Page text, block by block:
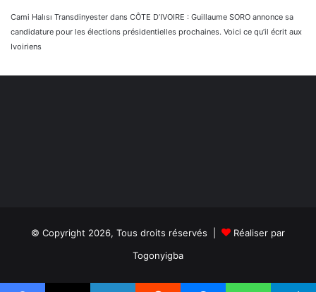
Cami Halısı Transdinyester dans CÔTE D’IVOIRE : Guillaume SORO annonce sa
candidature pour les élections présidentielles prochaines. Voici ce qu’il écrit aux
Ivoiriens
© Copyright 2026, Tous droits réservés |
Réaliser par
Togonyigba